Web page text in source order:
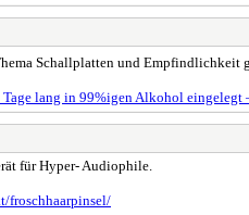
Schallplatten und Empfindlichkeit
lang in 99%igen Alkohol eingelegt
für Hyper- Audiophile.
froschhaarpinsel/